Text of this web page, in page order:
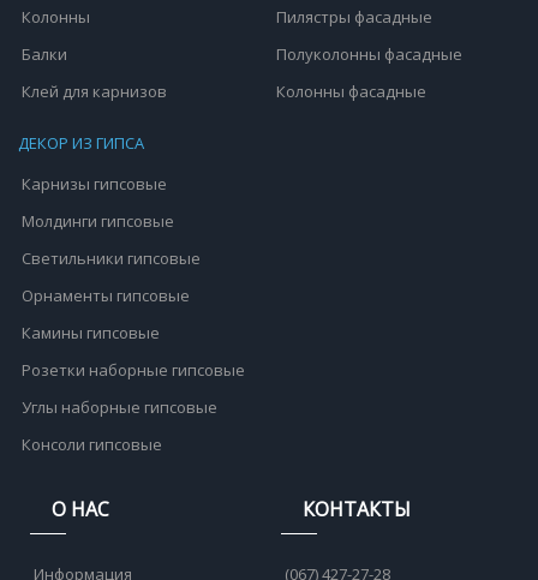
Колонны
Балки
Клей для карнизов
Пилястры фасадные
Полуколонны фасадные
Колонны фасадные
ДЕКОР ИЗ ГИПСА
Карнизы гипсовые
Молдинги гипсовые
Светильники гипсовые
Орнаменты гипсовые
Камины гипсовые
Розетки наборные гипсовые
Углы наборные гипсовые
Консоли гипсовые
О НАС
Информация
КОНТАКТЫ
(067) 427-27-28